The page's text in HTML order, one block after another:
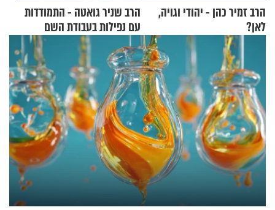
הרב זמיר כהן - יהודי וגויה,
לאן?
הרב שניר גואטה - התמודדות
עם נפילות בעבודת השם